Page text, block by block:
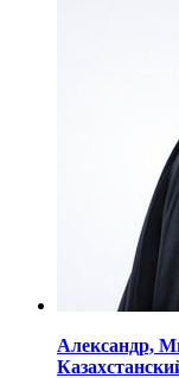
Александр,